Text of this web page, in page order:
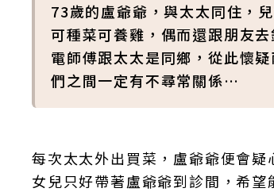
73歲的盧爺爺，與太太同住，
可種菜可養雞，偶而還跟朋友
電師傅跟太太是同鄉，從此懷
們之間一定有不尋常關係…
每次太太外出買菜，盧爺爺便會
女兒只好帶著盧爺爺到診間，希望